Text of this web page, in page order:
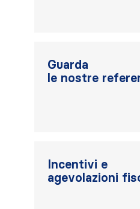
Guarda
le nostre
Incentivi e
agevolazioni